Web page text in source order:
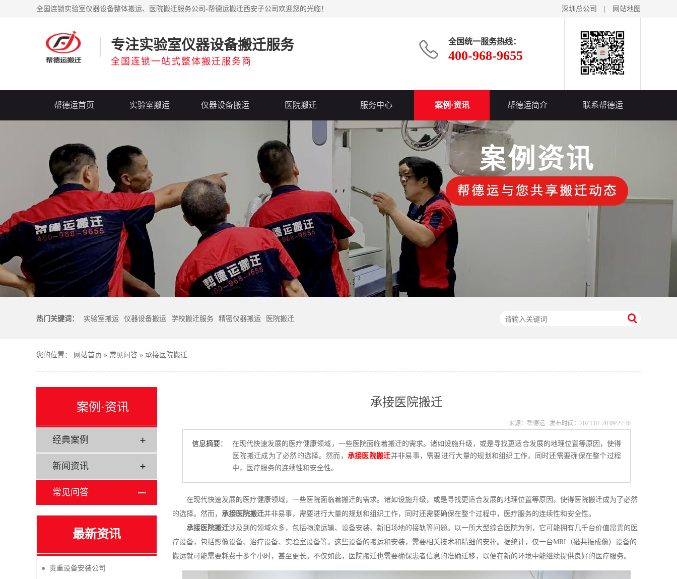
全国连锁实验室仪器设备整体搬运、医院搬迁服务公司-帮德运搬迁西安子公司欢迎您的光临！ 深圳总公司 网站地图
专注实验室仪器设备搬迁服务
全国连锁一站式整体搬迁服务商
全国统一服务热线：
400-968-9655
帮德运首页 实验室搬运 仪器设备搬运 医院搬迁 服务中心 案例·资讯 帮德运简介 联系帮德运
热门关键词： 实验室搬运 仪器设备搬运 学校搬迁服务 精密仪器搬运 医院搬迁
您的位置： 网站首页 » 常见问答 » 承接医院搬迁
承接医院搬迁
来源：帮德运 发布时间： 2023-07-28 09:27:30
信息摘要：
在现代快速发展的医疗健康领域，一些医院面临着搬迁的需求。诸如设施升级，或是寻找更适合发展的地理位置等原因，使得
医院搬迁成为了必然的选择。然而， 承接医院搬迁并非易事，需要进行大量的规划和组织工作，同时还需要确保在整个过程
中，医疗服务的连续性和安全性。
在现代快速发展的医疗健康领域，一些医院面临着搬迁的需求。诸如设施升级，或是寻找更适合发展的地理位置等原因，使得医院搬迁成为了必然
的选择。然而， 承接医院搬迁并非易事，需要进行大量的规划和组织工作，同时还需要确保在整个过程中，医疗服务的连续性和安全性。
承接医院搬迁涉及到的领域众多，包括物流运输、设备安装、新旧场地的接轨等问题。以一所大型综合医院为例，它可能拥有几千台价值昂贵的医
疗设备，包括影像设备、治疗设备、实验室设备等。这些设备的搬运和安装，需要相关技术和精细的安排。据统计，仅一台MRI（磁共振成像）设备的
搬运就可能需要耗费十多个小时，甚至更长。不仅如此，医院搬迁也需要确保患者信息的准确迁移，以便在新的环境中能继续提供良好的医疗服务。
案例·资讯
经典案例
新闻资讯
常见问答
最新资讯
贵重设备安装公司